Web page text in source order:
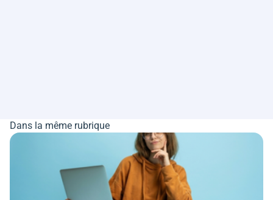
Dans la même rubrique